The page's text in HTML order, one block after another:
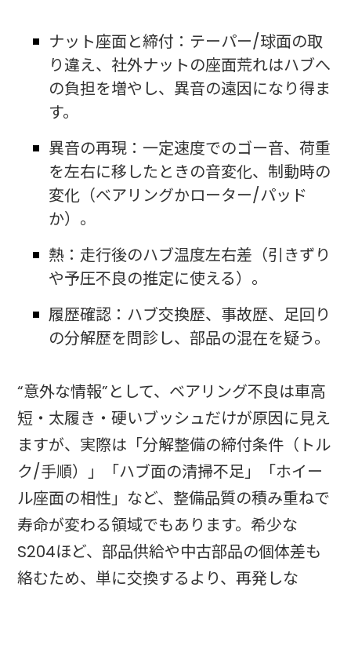
ナット座面と締付：テーパー/球面の取
り違え、社外ナットの座面荒れはハブへ
の負担を増やし、異音の遠因になり得ま
す。
異音の再現：一定速度でのゴー音、荷重
を左右に移したときの音変化、制動時の
変化（ベアリングかローター/パッド
か）。
熱：走行後のハブ温度左右差（引きずり
や予圧不良の推定に使える）。
履歴確認：ハブ交換歴、事故歴、足回り
の分解歴を問診し、部品の混在を疑う。
“意外な情報”として、ベアリング不良は車高
短・太履き・硬いブッシュだけが原因に見え
ますが、実際は「分解整備の締付条件（トル
ク/手順）」「ハブ面の清掃不足」「ホイー
ル座面の相性」など、整備品質の積み重ねで
寿命が変わる領域でもあります。希少な
S204ほど、部品供給や中古部品の個体差も
絡むため、単に交換するより、再発しな